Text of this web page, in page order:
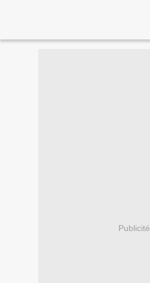
Publicité